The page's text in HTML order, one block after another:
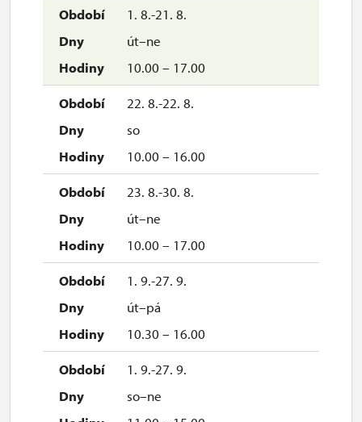
1. 8.-21. 8.
út–ne
10.00 – 17.00
22. 8.-22. 8.
so
10.00 – 16.00
23. 8.-30. 8.
út–ne
10.00 – 17.00
1. 9.-27. 9.
út–pá
10.30 – 16.00
1. 9.-27. 9.
so–ne